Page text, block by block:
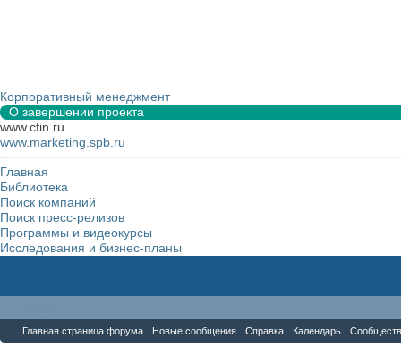
Корпоративный менеджмент
О завершении проекта
www.cfin.ru
www.marketing.spb.ru
Главная
Библиотека
Поиск компаний
Поиск пресс-релизов
Программы и видеокурсы
Исследования и бизнес-планы
Главная страница форума Новые сообщения Справка Календарь